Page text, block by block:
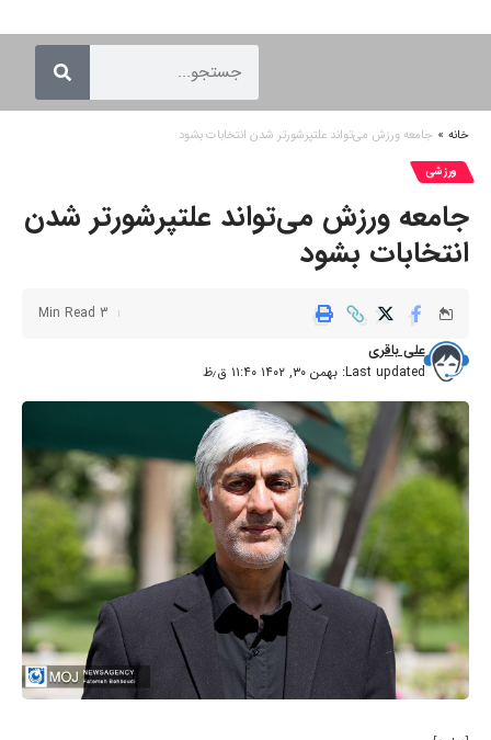
خانه » جامعه ورزش می‌تواند علتپرشورتر شدن انتخابات بشود
ورزشی
جامعه ورزش می‌تواند علتپرشورتر شدن
انتخابات بشود
Last updated: بهمن ۳۰, ۱۴۰۲ ۱۱:۴۰ ق٫ظ
علی باقری
3 Min Read